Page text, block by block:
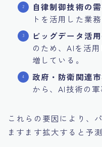
自律制御技術の
トを活用した業
ビッグデータ活
のため、AIを活
増している。
政府・防衛関連
から、AI技術の
これらの要因により、
ますます拡大すると予